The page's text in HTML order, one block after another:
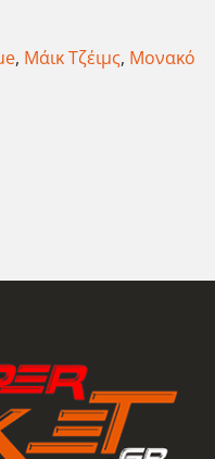
, Μάικ Τζέιμς, Μονακό